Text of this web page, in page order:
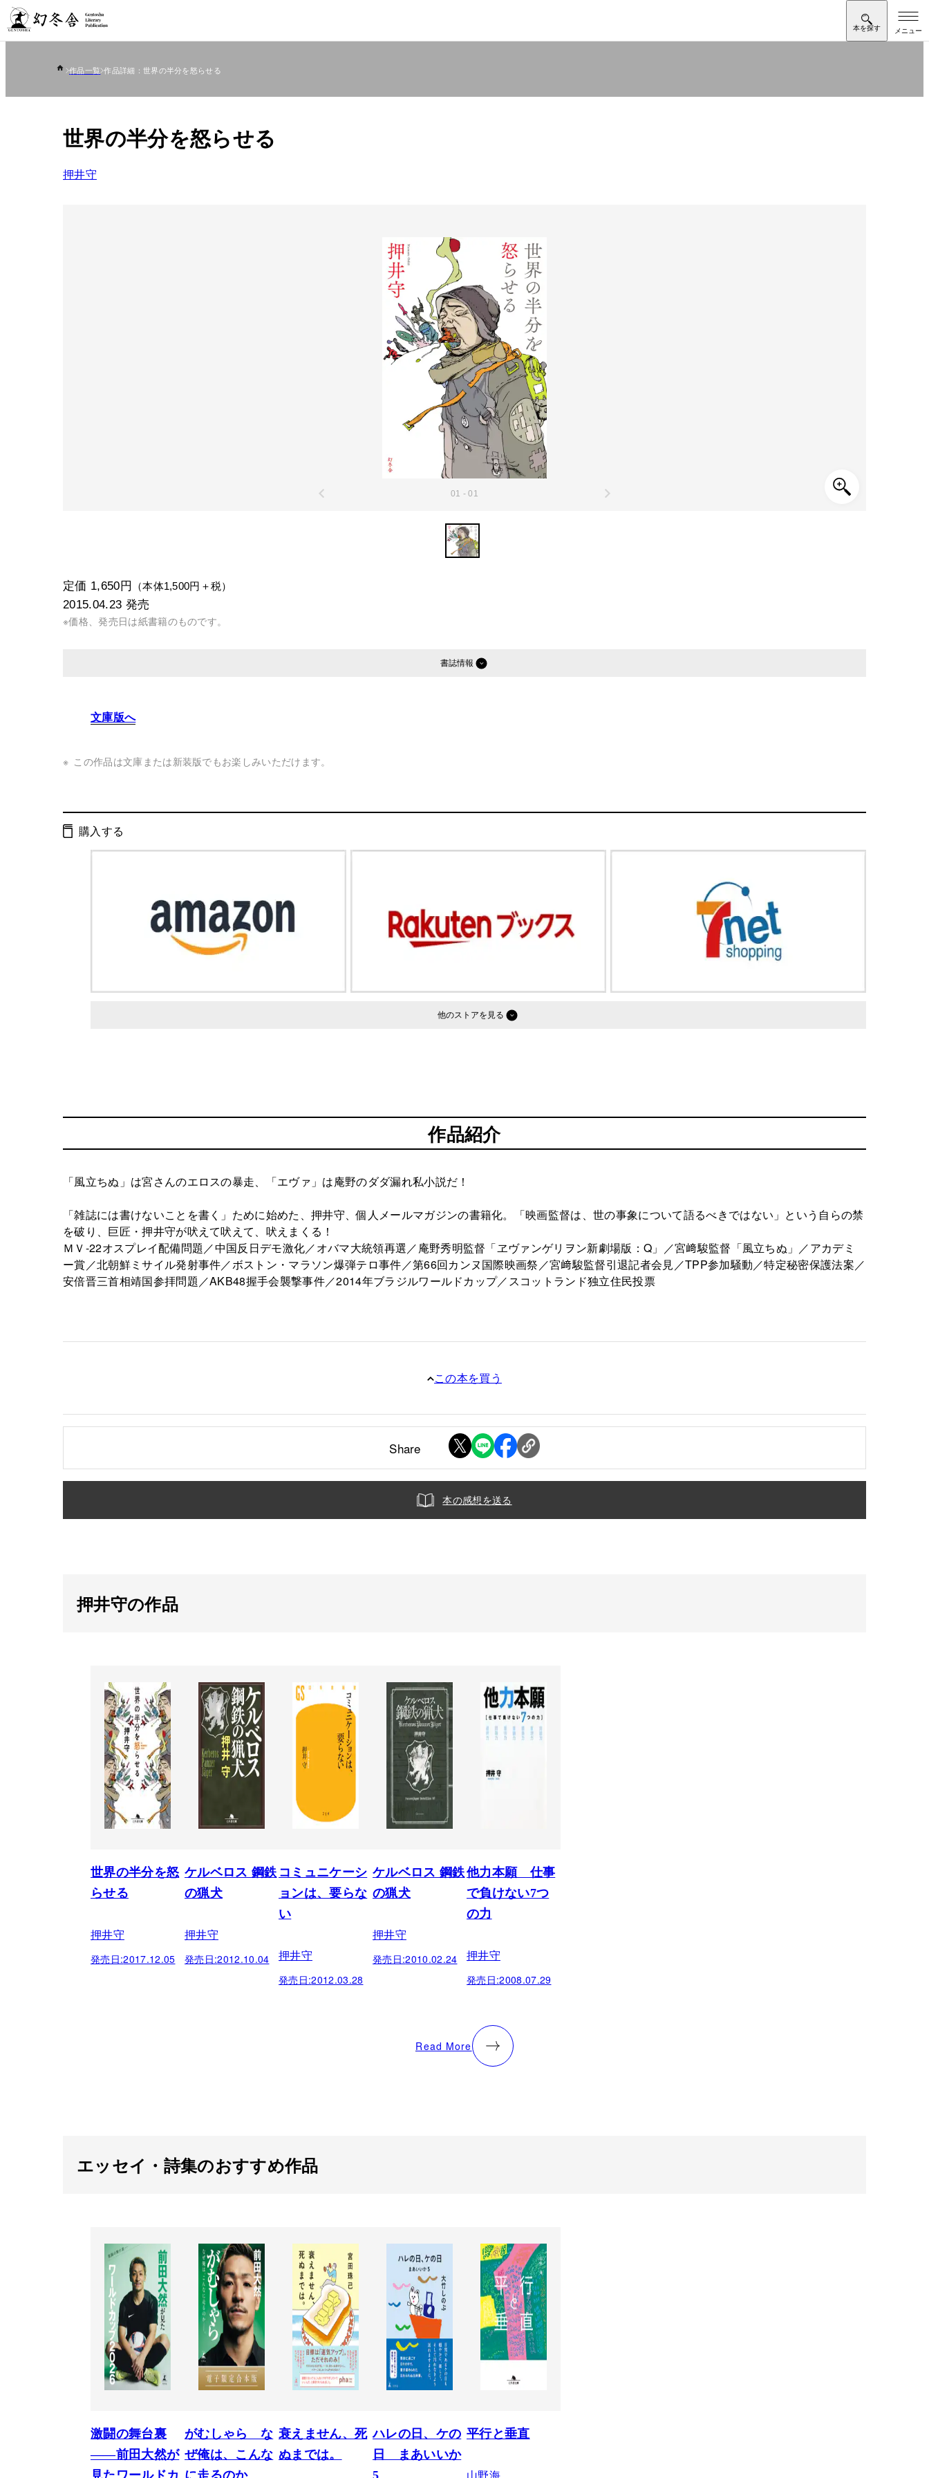
作品一覧 作品詳細：世界の半分を怒らせる
世界の半分を怒らせる
押井守
01 - 01
定価 1,650円 （本体1,500円＋税）
2015.04.23 発売
※価格、発売日は紙書籍のものです。
書誌情報
ISBN： 9784344027572
判型： 四六判
文庫版へ
この作品は文庫または新装版でもお楽しみいただけます。
購入する
他のストア
作品紹介
「風立ちぬ」は宮さんのエロスの暴走、「エヴァ」は庵野のダダ漏れ私小説だ！
「雑誌には書けないことを書く」ために始めた、押井守、個人メールマガジンの書籍化。「映画監督は、世の事象について語るべきではない」という自らの禁
を破り、巨匠・押井守が吠えて吠えて、吠えまくる！
ＭＶ-22オスプレイ配備問題／中国反日デモ激化／オバマ大統領再選／庵野秀明監督「ヱヴァンゲリヲン新劇場版：Q」／宮﨑駿監督「風立ちぬ」／アカデミ
ー賞／北朝鮮ミサイル発射事件／ボストン・マラソン爆弾テロ事件／第66回カンヌ国際映画祭／宮﨑駿監督引退記者会見／TPP参加騒動／特定秘密保護法案／
安倍晋三首相靖国参拝問題／AKB48握手会襲撃事件／2014年ブラジルワールドカップ／スコットランド独立住民投票
この本を買う
Share
本の感想を送る
押井守の作品
世界の半分を怒
らせる
押井守
発売日:2017.12.05
ケルベロス 鋼鉄
の猟犬
押井守
発売日:2012.10.04
コミュニケーシ
ョンは、要らな
い
押井守
発売日:2012.03.28
ケルベロス 鋼鉄
の猟犬
押井守
発売日:2010.02.24
他力本願 仕事
で負けない7つ
の力
押井守
発売日:2008.07.29
Read More
エッセイ・詩集のおすすめ作品
激闘の舞台裏
――前田大然が
がむしゃら な
ぜ俺は、こんな
衰えません、死
ぬまでは。
ハレの日、ケの
日 まあいいか
平行と垂直